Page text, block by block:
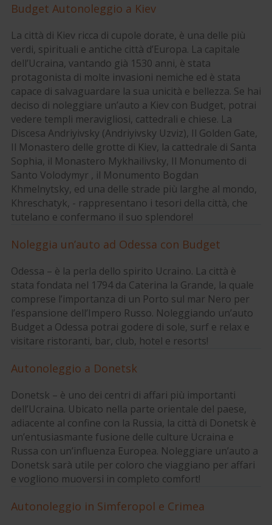
Budget Autonoleggio a Kiev
La città di Kiev ricca di cupole dorate, è una delle più
verdi, spirituali e antiche città d’Europa. La capitale
dell’Ucraina, vantando già 1530 anni, è stata
protagonista di molte invasioni nemiche ed è stata
capace di salvaguardare la sua unicità e bellezza. Se hai
deciso di noleggiare un’auto a Kiev con Budget, potrai
vedere templi meravigliosi, cattedrali e chiese. La
Discesa Andriyivsky (Andriyivsky Uzviz), Il Golden Gate,
Il Monastero delle grotte di Kiev, la cattedrale di Santa
Sophia, il Monastero Mykhailivsky, Il Monumento di
Santo Volodymyr , il Monumento Bogdan
Khmelnytsky, ed una delle strade più larghe al mondo,
Khreschatyk, - rappresentano i tesori della città, che
tutelano e confermano il suo splendore!
Noleggia un’auto ad Odessa con Budget
Odessa – è la perla dello spirito Ucraino. La città è
stata fondata nel 1794 da Caterina la Grande, la quale
comprese l’importanza di un Porto sul mar Nero per
l’espansione dell’Impero Russo. Noleggiando un’auto
Budget a Odessa potrai godere di sole, surf e relax e
visitare ristoranti, bar, club, hotel e resorts!
Autonoleggio a Donetsk
Donetsk – è uno dei centri di affari più importanti
dell’Ucraina. Ubicato nella parte orientale del paese,
adiacente al confine con la Russia, la città di Donetsk è
un’entusiasmante fusione delle culture Ucraina e
Russa con un’influenza Europea. Noleggiare un’auto a
Donetsk sarà utile per coloro che viaggiano per affari
e vogliono muoversi in completo comfort!
Autonoleggio in Simferopol e Crimea